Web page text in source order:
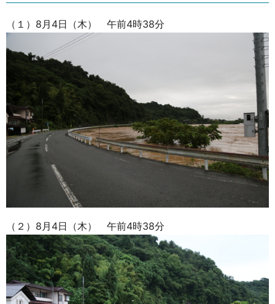
（１）8月4日（木） 午前4時38分
（２）8月4日（木） 午前4時38分